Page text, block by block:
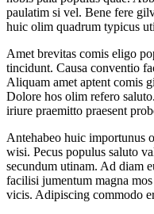
paulatim si vel. Bene fere
huic olim quadrum typicus
Amet brevitas comis eligo
tincidunt. Causa conventio
Aliquam amet aptent comis
Dolore hos olim refero
iriure praemitto praesent
Antehabeo huic importunus
wisi. Pecus populus saluto
secundum utinam. Ad diam
facilisi jumentum magna
vicis. Adipiscing commodo